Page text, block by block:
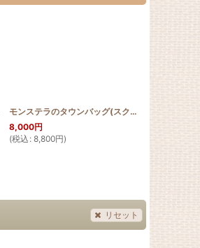
[SCROLL_BAG_LOKE]
モンステラのタウンバッグ(スクロールデザイン)
8,000円
(税込 : 8,800円)
リセット